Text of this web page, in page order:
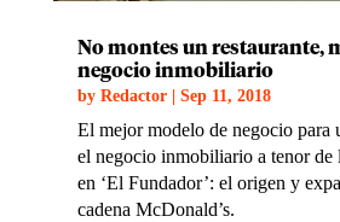
No montes un restaurante,
negocio inmobiliario
by Redactor| Sep 11, 2018
El mejor modelo de negocio para
el negocio inmobiliario a tenor de
en ‘El Fundador’: el origen y
cadena McDonald’s.